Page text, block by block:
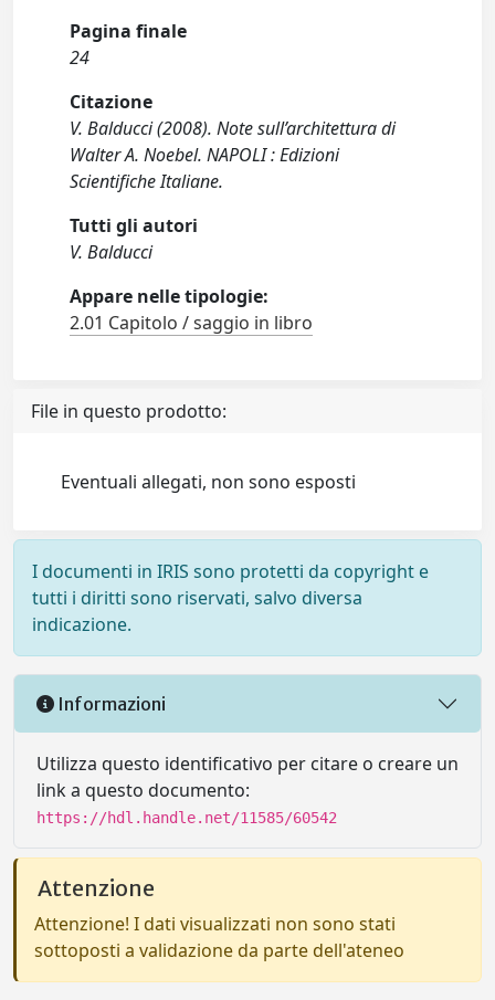
Pagina finale
24
Citazione
V. Balducci (2008). Note sull’architettura di
Walter A. Noebel. NAPOLI : Edizioni
Scientifiche Italiane.
Tutti gli autori
V. Balducci
Appare nelle tipologie:
2.01 Capitolo / saggio in libro
File in questo prodotto:
Eventuali allegati, non sono esposti
I documenti in IRIS sono protetti da copyright e
tutti i diritti sono riservati, salvo diversa
indicazione.
Informazioni
Utilizza questo identificativo per citare o creare un
link a questo documento:
https://hdl.handle.net/11585/60542
Attenzione
Attenzione! I dati visualizzati non sono stati
sottoposti a validazione da parte dell'ateneo